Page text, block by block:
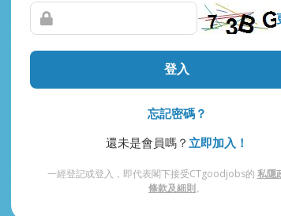
登入
忘記密碼？
還未是會員嗎？ 立即加入！
一經登記或登入，即代表閣下接受CTgoodjobs的 私隱
條款及細則。